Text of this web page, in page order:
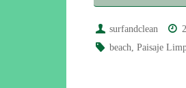
surfandclean
beach,Paisaje